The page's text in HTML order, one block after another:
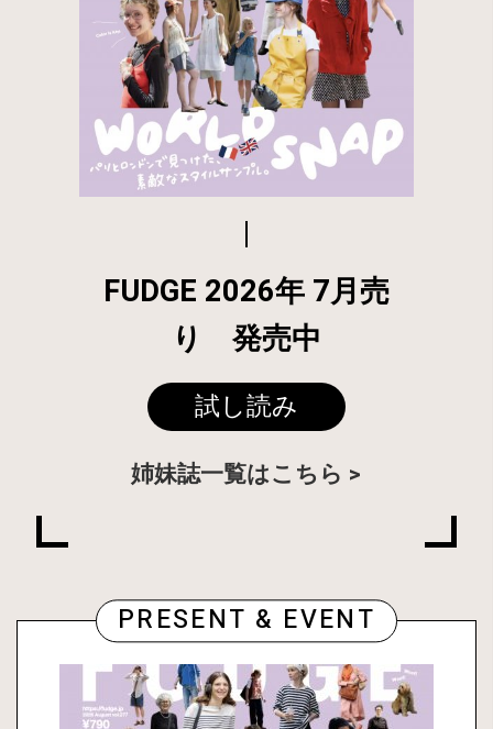
FUDGE 2026年 7月売
り 発売中
試し読み
姉妹誌一覧はこちら
PRESENT & EVENT